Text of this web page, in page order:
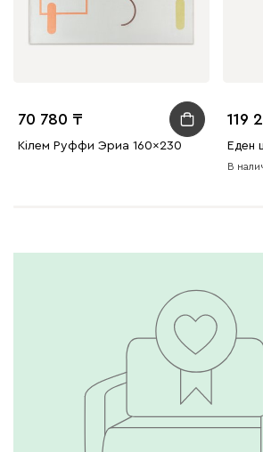
70 780
Кілем Руффи Эриа 160x230
119
Еден
В